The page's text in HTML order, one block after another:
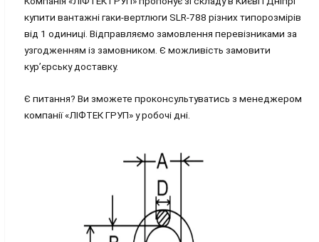
купити вантажні гаки-вертлюги SLR-788 різних типорозмірів
від 1 одиниці. Відправляємо замовлення перевізниками за
узгодженням із замовником. Є можливість замовити
кур’єрську доставку.
Є питання? Ви зможете проконсультуватись з менеджером
компанії «ЛІФТЕК ГРУП» у робочі дні.